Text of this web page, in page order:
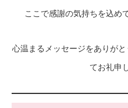
ここで感謝の気持ちを込め
心温まるメッセージをありが
てお礼申